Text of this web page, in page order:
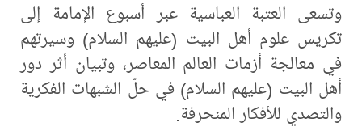
وتسعى العتبة العباسية عبر أسبوع الإمامة إلى
تكريس علوم أهل البيت (عليهم السلام) وسيرتهم
في معالجة أزمات العالم المعاصر، وتبيان أثر دور
أهل البيت (عليهم السلام) في حلّ الشبهات الفكرية
والتصدي للأفكار المنحرفة.